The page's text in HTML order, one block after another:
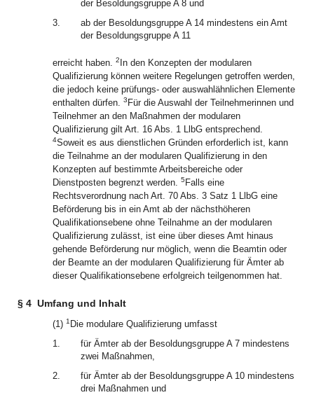
der Besoldungsgruppe A 8 und
3.
ab der Besoldungsgruppe A 14 mindestens ein Amt
der Besoldungsgruppe A 11
erreicht haben. 2 In den Konzepten der modularen
Qualifizierung können weitere Regelungen getroffen werden,
die jedoch keine prüfungs- oder auswahlähnlichen Elemente
enthalten dürfen. 3 Für die Auswahl der Teilnehmerinnen und
Teilnehmer an den Maßnahmen der modularen
Qualifizierung gilt Art. 16 Abs. 1 LlbG entsprechend.
4Soweit es aus dienstlichen Gründen erforderlich ist, kann
die Teilnahme an der modularen Qualifizierung in den
Konzepten auf bestimmte Arbeitsbereiche oder
Dienstposten begrenzt werden. 5 Falls eine
Rechtsverordnung nach Art. 70 Abs. 3 Satz 1 LlbG eine
Beförderung bis in ein Amt ab der nächsthöheren
Qualifikationsebene ohne Teilnahme an der modularen
Qualifizierung zulässt, ist eine über dieses Amt hinaus
gehende Beförderung nur möglich, wenn die Beamtin oder
der Beamte an der modularen Qualifizierung für Ämter ab
dieser Qualifikationsebene erfolgreich teilgenommen hat.
§ 4 Umfang und Inhalt
(1) 1 Die modulare Qualifizierung umfasst
1.
für Ämter ab der Besoldungsgruppe A 7 mindestens
zwei Maßnahmen,
2.
für Ämter ab der Besoldungsgruppe A 10 mindestens
drei Maßnahmen und